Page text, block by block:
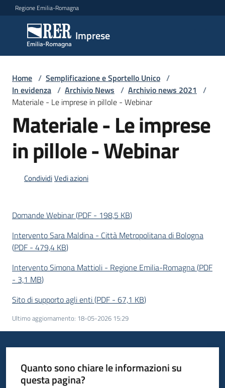
Vai al contenuto
Vai alla navigazione
Vai al footer
Regione Emilia-Romagna
Imprese
Imprese
Argomenti
Novità
Servizi
Leggi
Bandi
Piani
Programmi
Progetti
Newsletter
Home / Semplificazione e Sportello Unico /
In evidenza / Archivio News / Archivio news 2021 /
Materiale - Le imprese in pillole - Webinar
Materiale - Le imprese
in pillole - Webinar
CondividiVedi azioni
Domande Webinar(PDF - 198,5 KB)
Intervento Sara Maldina - Città Metropolitana di Bologna
(PDF - 479,4 KB)
Intervento Simona Mattioli - Regione Emilia-Romagna(PDF
- 3,1 MB)
Sito di supporto agli enti(PDF - 67,1 KB)
Ultimo aggiornamento: 18-05-2026 15:29
Quanto sono chiare le informazioni su
questa pagina?